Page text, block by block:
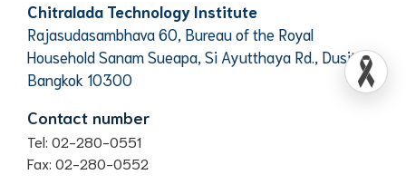
Chitralada Technology Institute
Rajasudasambhava 60, Bureau of the Royal
Household Sanam Sueapa, Si Ayutthaya Rd., Dusit,
Bangkok 10300
Contact number
Tel: 02-280-0551
Fax: 02-280-0552